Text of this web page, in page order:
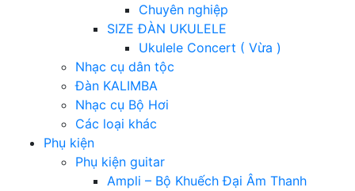
Chuyên nghiệp
SIZE ĐÀN UKULELE
Ukulele Concert ( Vừa )
Nhạc cụ dân tộc
Đàn KALIMBA
Nhạc cụ Bộ Hơi
Các loại khác
Phụ kiện
Phụ kiện guitar
Ampli – Bộ Khuếch Đại Âm Thanh